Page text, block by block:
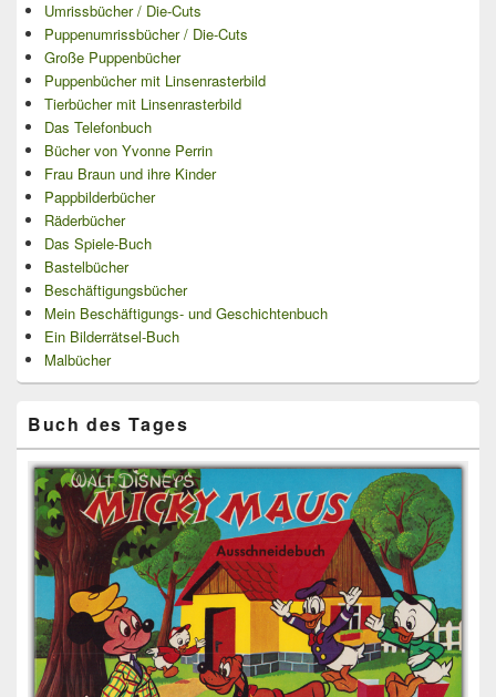
Umrissbücher / Die-Cuts
Puppenumrissbücher / Die-Cuts
Große Puppenbücher
Puppenbücher mit Linsenrasterbild
Tierbücher mit Linsenrasterbild
Das Telefonbuch
Bücher von Yvonne Perrin
Frau Braun und ihre Kinder
Pappbilderbücher
Räderbücher
Das Spiele-Buch
Bastelbücher
Beschäftigungsbücher
Mein Beschäftigungs- und Geschichtenbuch
Ein Bilderrätsel-Buch
Malbücher
Buch des Tages